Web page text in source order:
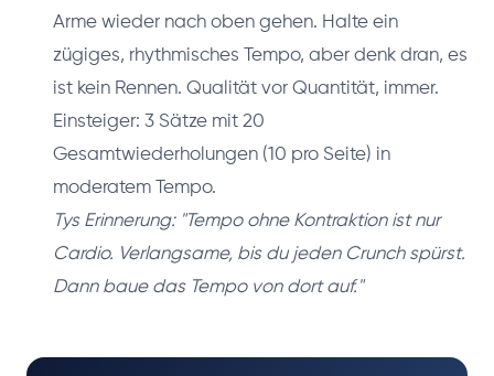
Arme wieder nach oben gehen. Halte ein
zügiges, rhythmisches Tempo, aber denk dran, es
ist kein Rennen. Qualität vor Quantität, immer.
Einsteiger: 3 Sätze mit 20
Gesamtwiederholungen (10 pro Seite) in
moderatem Tempo.
Tys Erinnerung: "Tempo ohne Kontraktion ist nur
Cardio. Verlangsame, bis du jeden Crunch spürst.
Dann baue das Tempo von dort auf."